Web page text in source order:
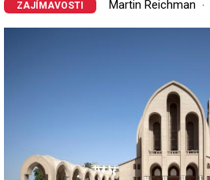
ZAJÍMAVOSTI Martin Reichman